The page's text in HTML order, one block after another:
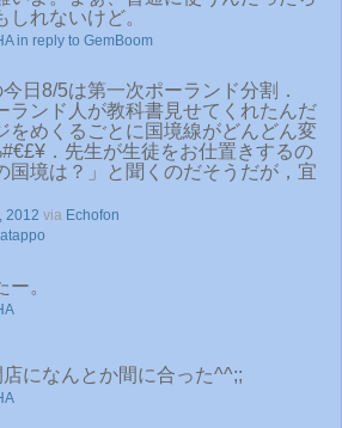
しれないけど。
in reply to GemBoom
日8/5は第一次ポーランド分割．
ランド人が教科書見せてくれたんだ
をめくるごとに国境線がどんどん変
．先生が生徒をお仕置きするの
国境は？」と聞くのだそうだが，宜
2012 via Echofon
。
になんとか間に合った^^;;